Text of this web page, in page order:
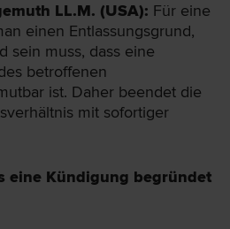
LL.M. (USA): Für eine
einen Entlassungsgrund,
sein muss, dass eine
betroffenen
ist. Daher beendet die
mit sofortiger
eine Kündigung begründet